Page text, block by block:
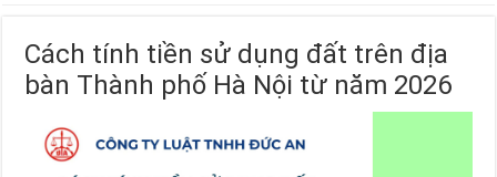
Cách tính tiền sử dụng đất trên địa
bàn Thành phố Hà Nội từ năm 2026